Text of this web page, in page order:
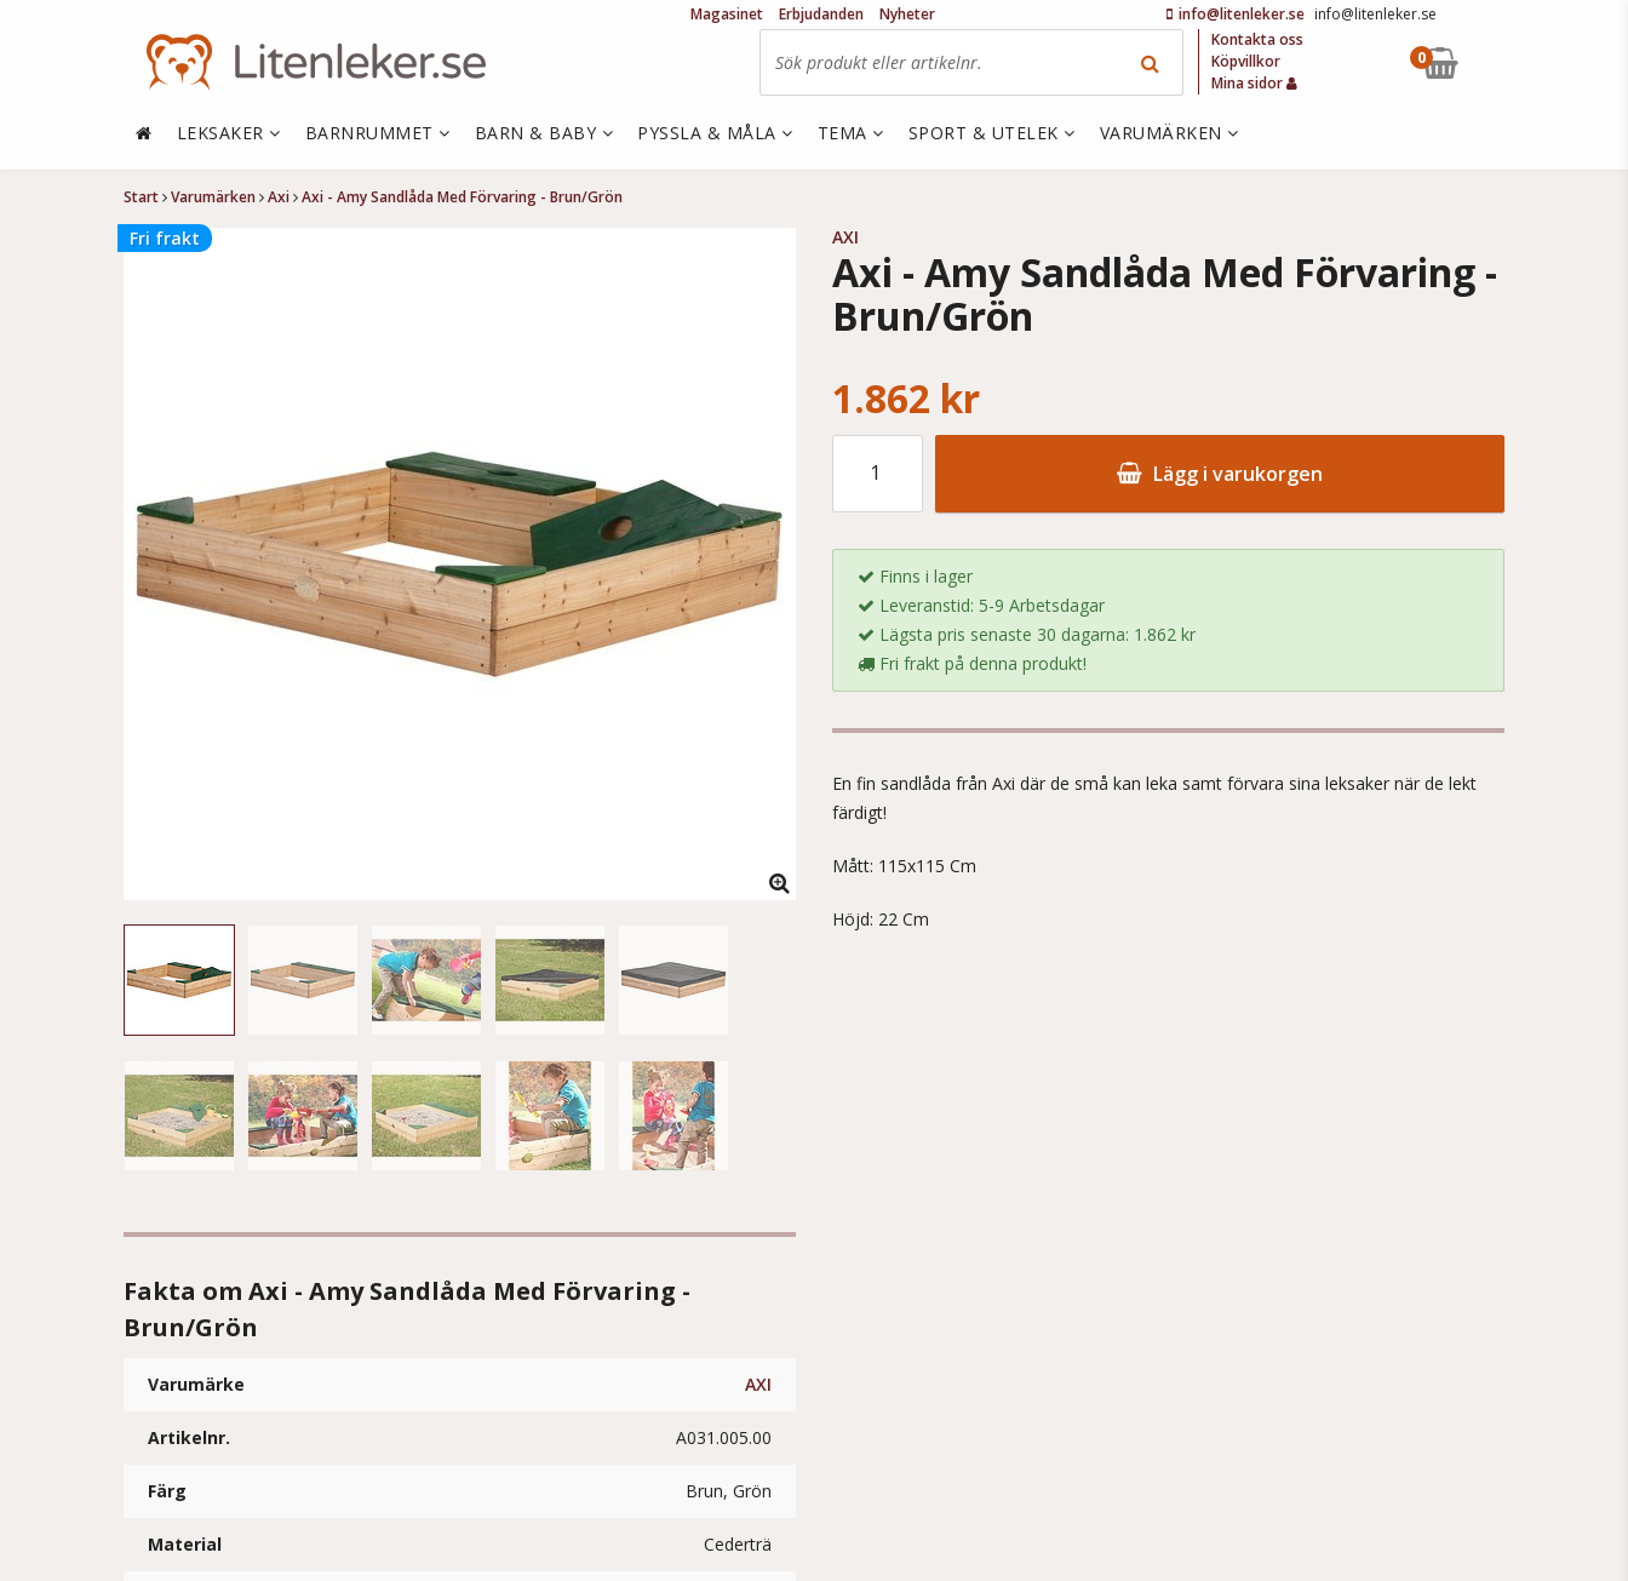
Start Varumärken Axi Axi - Amy Sandlåda Med Förvaring - Brun/Grön
Fri frakt
Fakta om Axi - Amy Sandlåda Med Förvaring -
Brun/Grön
Varumärke AXI
Artikelnr. A031.005.00
Färg Brun, Grön
Material Cederträ
AXI
Axi - Amy Sandlåda Med Förvaring -
Brun/Grön
1.862 kr
Lägg i varukorgen
Finns i lager
Leveranstid: 5-9 Arbetsdagar
Lägsta pris senaste 30 dagarna: 1.862 kr
Fri frakt på denna produkt!
En fin sandlåda från Axi där de små kan leka samt förvara sina leksaker när de lekt
färdigt!
Mått: 115x115 Cm
Höjd: 22 Cm
info@litenleker.se info@litenleker.se
Magasinet Erbjudanden
Nyheter
Kontakta oss
Köpvillkor
Mina sidor
0
LEKSAKER BARNRUMMET BARN & BABY PYSSLA & MÅLA TEMA SPORT & UTELEK VARUMÄRKEN